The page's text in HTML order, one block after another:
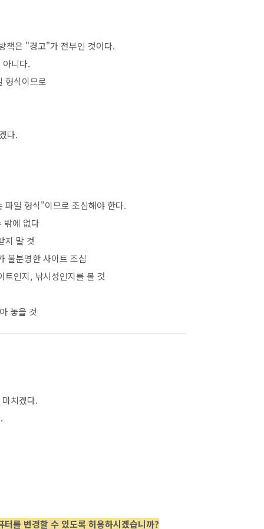
책은 "경고"가 전부인 것이다.
니다.
형식이므로
다.
일 형식"이므로 조심해야 한다.
밖에 없다
지 말 것
불분명한 사이트 조심
트인지, 낚시성인지를 볼 것
놓을 것
치겠다.
를 변경할 수 있도록 허용하시겠습니까?